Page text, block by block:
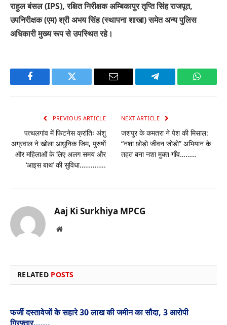
राहुल बंसल (IPS), रक्षित निरीक्षक अम्बिकापुर तृप्ति सिंह राजपूत,
उपनिरीक्षक (एम) श्री अभय सिंह (स्थापना शाखा) समेत अन्य पुलिस
अधिकारी मुख्य रूप से उपस्थित रहे।
Facebook Twitter Email Telegram
PREVIOUS ARTICLE
पत्थलगांव में फिटनेस क्रांतिः अंशु
अग्रवाल ने खोला आधुनिक जिम, पुरुषों
और महिलाओं के लिए अलग समय और
‘आइस बाथ’ की सुविधा…………..
NEXT ARTICLE
जशपुर के कमतरा ने पेश की मिसाल:
“नशा छोड़ो जीवन जोड़ो” अभियान के
तहत बना नशा मुक्त गाँव………
Aaj Ki Surkhiya MPCG
Website
RELATED POSTS
फर्जी दस्तावेजों के सहारे 30 लाख की जमीन का सौदा, 3 आरोपी